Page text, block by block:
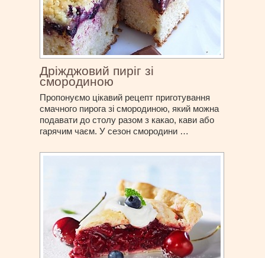
Дріжджовий пиріг зі
смородиною
Пропонуємо цікавий рецепт приготування
смачного пирога зі смородиною, який можна
подавати до столу разом з какао, кави або
гарячим чаєм. У сезон смородини …